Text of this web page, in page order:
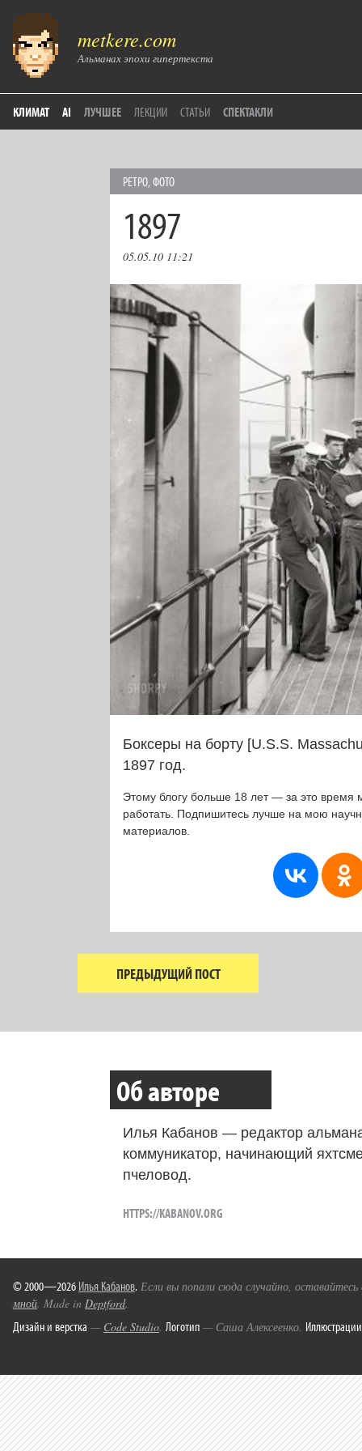
metkere.com
Альманах эпохи гипертекста
КЛИМАТ AI ЛУЧШЕЕ ЛЕКЦИИ СТАТЬИ СПЕКТАКЛИ
РЕТРО,ФОТО
1897
05.05.10 11:21
Боксеры на борту [U.S.S.
1897 год.
Этому блогу больше 18 лет — за это время
работать. Подпишитесь лучше на мою
материалов.
ПРЕДЫДУЩИЙ ПОСТ
Об авторе
Илья Кабанов — редактор
коммуникатор, начинающий
пчеловод.
HTTPS://KABANOV.ORG
© 2000—2026 Илья Кабанов. Если вы попали сюда случайно,
мной. Made in Deptford.
Дизайн и верстка — Code Studio. Логотип — Саша Алексеенко. Иллюстрации